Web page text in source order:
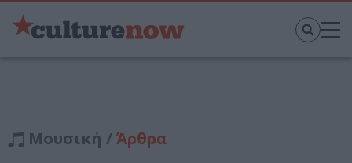
Μουσική /Άρθρα